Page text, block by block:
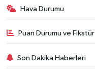
Hava Durumu
Puan Durumu ve Fikstür
Son Dakika Haberleri